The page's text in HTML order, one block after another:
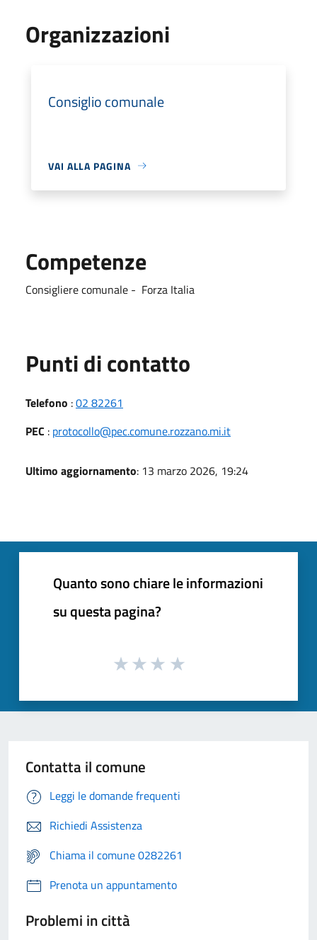
Organizzazioni
Consiglio comunale
VAI ALLA PAGINA
Competenze
Consigliere comunale - Forza Italia
Punti di contatto
Telefono :02 82261
PEC : protocollo@pec.comune.rozzano.mi.it
Ultimo aggiornamento: 13 marzo 2026, 19:24
Quanto sono chiare le informazioni
su questa pagina?
Contatta il comune
Leggi le domande frequenti
Richiedi Assistenza
Chiama il comune 0282261
Prenota un appuntamento
Problemi in città